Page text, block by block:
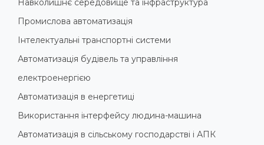
Навколишнє середовище та інфраструктура
Промислова автоматизація
Інтелектуальні транспортні системи
Автоматизація будівель та управління
електроенергією
Автоматизація в енергетиці
Використання інтерфейсу людина-машина
Автоматизація в сільському господарстві і АПК